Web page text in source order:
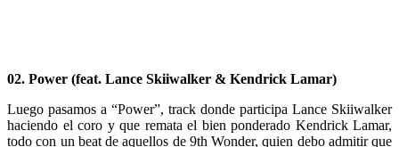
02. Power (feat. Lance Skiiwalker & Kendrick Lamar)
Luego pasamos a “Power”, track donde participa Lance Skiiwalker
haciendo el coro y que remata el bien ponderado Kendrick Lamar,
todo con un beat de aquellos de 9th Wonder, quien debo admitir que